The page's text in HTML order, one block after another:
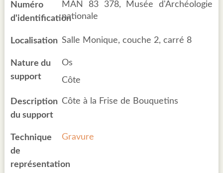
Numéro
d'identification
MAN 83 378, Musée d'Archéologie
nationale
Localisation Salle Monique, couche 2, carré 8
Nature du
support
Os
Côte
Description
du support
Côte à la Frise de Bouquetins
Technique
de
représentation
Gravure